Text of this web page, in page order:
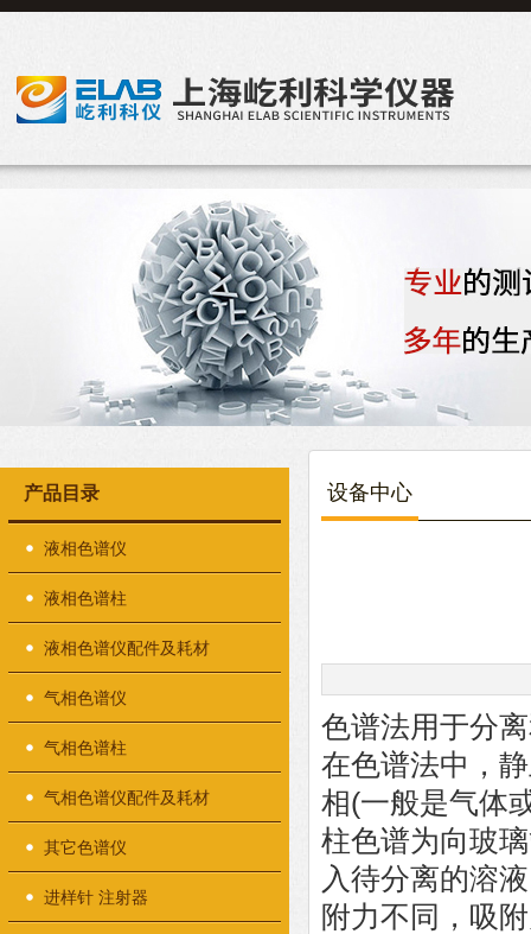
产品目录
液相色谱仪
液相色谱柱
液相色谱仪配件及耗材
气相色谱仪
气相色谱柱
气相色谱仪配件及耗材
其它色谱仪
进样针 注射器
设备中心
色谱法用于分
在色谱法中，
相(一般是气体
柱色谱为向玻
入待分离的溶
附力不同，吸